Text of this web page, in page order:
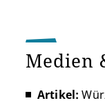
Medien
Artikel: